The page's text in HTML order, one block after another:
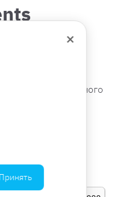
Name (ARN)
плана резервного
×